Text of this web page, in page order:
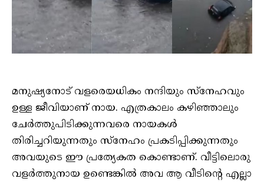
മനുഷ്യനോട് വളരെയധികം നന്ദിയും സ്നേഹവും
ഉള്ള ജീവിയാണ് നായ. എത്രകാലം കഴിഞ്ഞാലും
ചേർത്തുപിടിക്കുന്നവരെ നായകൾ
തിരിച്ചറിയുന്നതും സ്നേഹം പ്രകടിപ്പിക്കുന്നതും
അവയുടെ ഈ പ്രത്യേകത കൊണ്ടാണ്. വീട്ടിലൊരു
വളർത്തുനായ ഉണ്ടെങ്കിൽ അവ ആ വീടിന്റെ എല്ലാ